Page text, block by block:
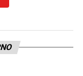
NEWS